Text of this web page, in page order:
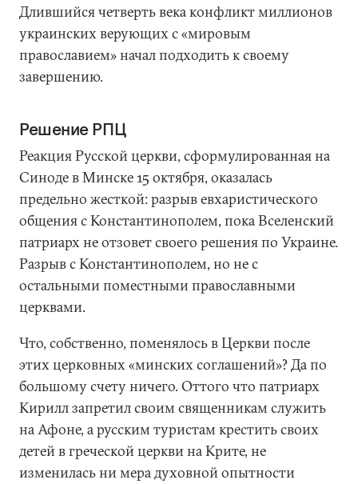
Длившийся четверть века конфликт миллионов
украинских верующих с «мировым
православием» начал подходить к своему
завершению.
Решение РПЦ
Реакция Русской церкви, сформулированная на
Синоде в Минске 15 октября, оказалась
предельно жесткой: разрыв евхаристического
общения с Константинополем, пока Вселенский
патриарх не отзовет своего решения по Украине.
Разрыв с Константинополем, но не с
остальными поместными православными
церквами.
Что, собственно, поменялось в Церкви после
этих церковных «минских соглашений»? Да по
большому счету ничего. Оттого что патриарх
Кирилл запретил своим священникам служить
на Афоне, а русским туристам крестить своих
детей в греческой церкви на Крите, не
изменилась ни мера духовной опытности